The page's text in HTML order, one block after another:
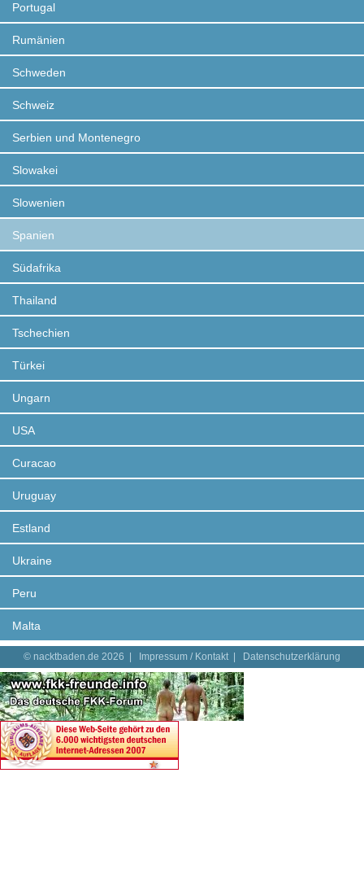
Portugal
Rumänien
Schweden
Schweiz
Serbien und Montenegro
Slowakei
Slowenien
Spanien
Südafrika
Thailand
Tschechien
Türkei
Ungarn
USA
Curacao
Uruguay
Estland
Ukraine
Peru
Malta
© nacktbaden.de 2026 | Impressum / Kontakt| Datenschutzerklärung